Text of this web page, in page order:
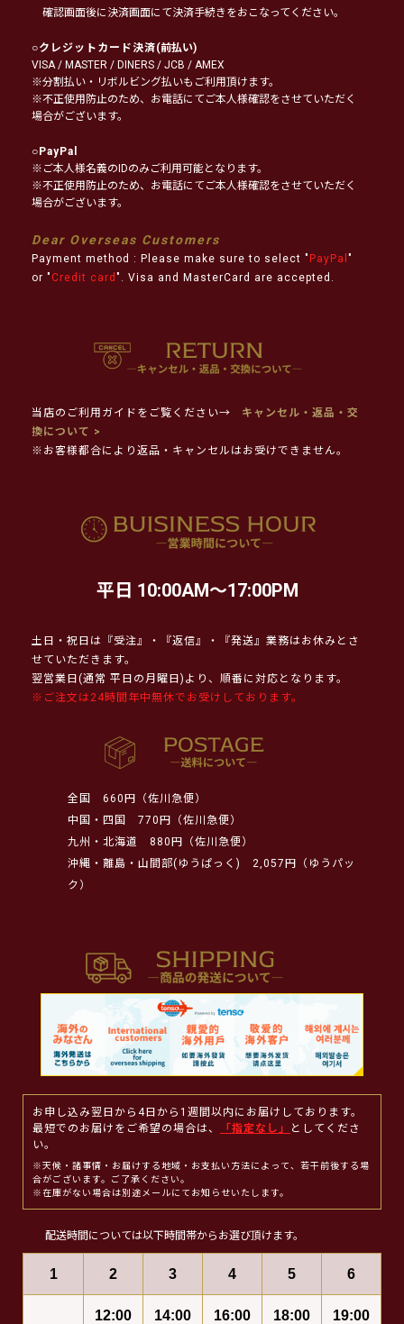
確認画面後に決済画面にて決済手続きをおこなってください。
○クレジットカード決済(前払い)
VISA / MASTER / DINERS / JCB / AMEX
※分割払い・リボルビング払いもご利用頂けます。
※不正使用防止のため、お電話にてご本人様確認をさせていただく
場合がございます。
○PayPal
※ご本人様名義のIDのみご利用可能となります。
※不正使用防止のため、お電話にてご本人様確認をさせていただく
場合がございます。
Dear Overseas Customers
Payment method : Please make sure to select " PayPal "
or " Credit card ". Visa and MasterCard are accepted.
当店のご利用ガイドをご覧ください→
キャンセル・返品・交
換について >
※お客様都合により返品・キャンセルはお受けできません。
平日 10:00AM～17:00PM
土日・祝日は『受注』・『返信』・『発送』業務はお休みとさ
せていただきます。
翌営業日(通常 平日の月曜日)より、順番に対応となります。
※ご注文は24時間年中無休でお受けしております。
全国
660円（佐川急便）
中国・四国
770円（佐川急便）
九州・北海道
880円（佐川急便）
沖縄・離島・山間部(ゆうぱっく)
2,057円（ゆうパッ
ク）
お申し込み翌日から4日から1週間以内にお届けしております。
最短でのお届けをご希望の場合は、
「指定なし」
としてくださ
い。
※天候・諸事情・お届けする地域・お支払い方法によって、若干前後する場
合がございます。ご了承ください。
※在庫がない場合は別途メールにてお知らせいたします。
配送時間については以下時間帯からお選び頂けます。
1 2 3 4 5 6
12:00
14:00
16:00
18:00
19:00